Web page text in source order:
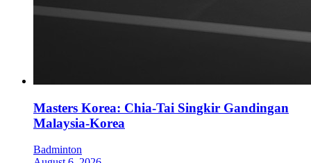
Masters Korea: Chia-Tai Singkir Gandingan
Malaysia-Korea
Badminton